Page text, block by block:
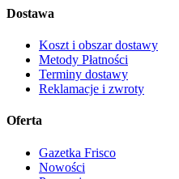
Dostawa
Koszt i obszar dostawy
Metody Płatności
Terminy dostawy
Reklamacje i zwroty
Oferta
Gazetka Frisco
Nowości